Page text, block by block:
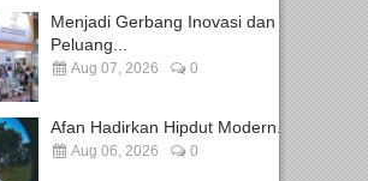
Menjadi Gerbang Inovasi dan
Peluang...
Aug 07, 2026 0
Afan Hadirkan Hipdut Modern...
Aug 06, 2026 0